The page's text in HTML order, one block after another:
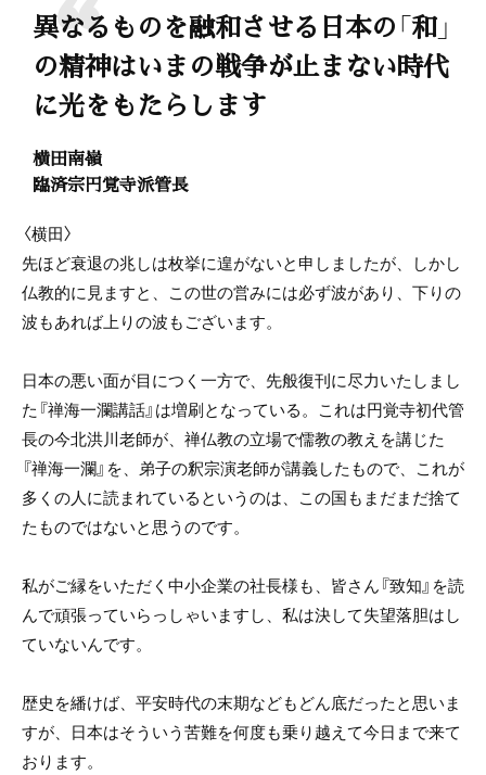
異なるものを融和させる日本の「和」
の精神はいまの戦争が止まない時代
に光をもたらします
横田南嶺
臨済宗円覚寺派管長
〈横田〉
先ほど衰退の兆しは枚挙に遑がないと申しましたが、しかし
仏教的に見ますと、この世の営みには必ず波があり、下りの
波もあれば上りの波もございます。
日本の悪い面が目につく一方で、先般復刊に尽力いたしまし
た『禅海一瀾講話』は増刷となっている。これは円覚寺初代管
長の今北洪川老師が、禅仏教の立場で儒教の教えを講じた
『禅海一瀾』を、弟子の釈宗演老師が講義したもので、これが
多くの人に読まれているというのは、この国もまだまだ捨て
たものではないと思うのです。
私がご縁をいただく中小企業の社長様も、皆さん『致知』を読
んで頑張っていらっしゃいますし、私は決して失望落胆はし
ていないんです。
歴史を繙けば、平安時代の末期などもどん底だったと思いま
すが、日本はそういう苦難を何度も乗り越えて今日まで来て
おります。